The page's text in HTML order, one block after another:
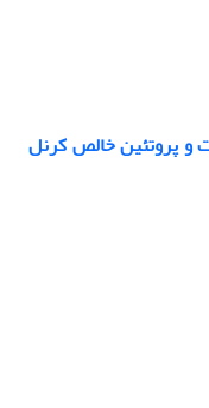
و پروتئین خالص کرنل